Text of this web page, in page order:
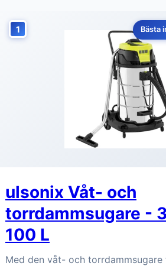
1 Bästa
ulsonix Våt- och
torrdammsugare -
100 L
Med den våt- och torrdammsugare